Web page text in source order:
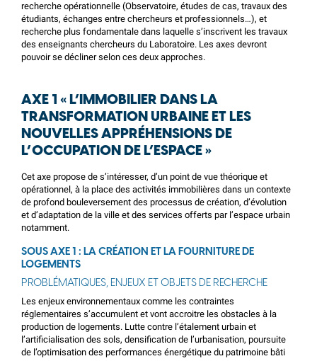
recherche opérationnelle (Observatoire, études de cas, travaux des
étudiants, échanges entre chercheurs et professionnels…), et
recherche plus fondamentale dans laquelle s’inscrivent les travaux
des enseignants chercheurs du Laboratoire. Les axes devront
pouvoir se décliner selon ces deux approches.
AXE 1 « L’IMMOBILIER DANS LA
TRANSFORMATION URBAINE ET LES
NOUVELLES APPRÉHENSIONS DE
L’OCCUPATION DE L’ESPACE »
Cet axe propose de s’intéresser, d’un point de vue théorique et
opérationnel, à la place des activités immobilières dans un contexte
de profond bouleversement des processus de création, d’évolution
et d’adaptation de la ville et des services offerts par l’espace urbain
notamment.
SOUS AXE 1 : LA CRÉATION ET LA FOURNITURE DE
LOGEMENTS
PROBLÉMATIQUES, ENJEUX ET OBJETS DE RECHERCHE
Les enjeux environnementaux comme les contraintes
réglementaires s’accumulent et vont accroitre les obstacles à la
production de logements. Lutte contre l’étalement urbain et
l’artificialisation des sols, densification de l’urbanisation, poursuite
de l’optimisation des performances énergétique du patrimoine bâti